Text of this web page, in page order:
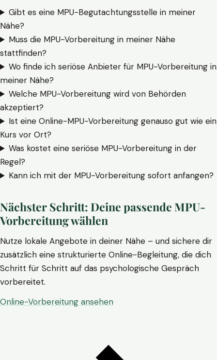
Gibt es eine MPU-Begutachtungsstelle in meiner
Nähe?
Muss die MPU-Vorbereitung in meiner Nähe
stattfinden?
Wo finde ich seriöse Anbieter für MPU-Vorbereitung in
meiner Nähe?
Welche MPU-Vorbereitung wird von Behörden
akzeptiert?
Ist eine Online-MPU-Vorbereitung genauso gut wie ein
Kurs vor Ort?
Was kostet eine seriöse MPU-Vorbereitung in der
Regel?
Kann ich mit der MPU-Vorbereitung sofort anfangen?
Nächster Schritt: Deine passende MPU-
Vorbereitung wählen
Nutze lokale Angebote in deiner Nähe – und sichere dir
zusätzlich eine strukturierte Online-Begleitung, die dich
Schritt für Schritt auf das psychologische Gespräch
vorbereitet.
Online-Vorbereitung ansehen